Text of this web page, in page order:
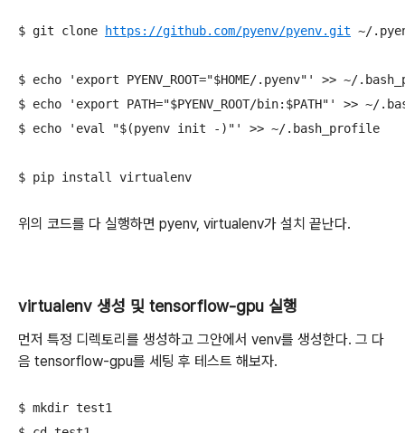
$ git clone https ://github. com/pyenv/pyenv.git ~/
$ echo 'export PYENV_ROOT="$HOME/.pyenv"' >> ~/
$ echo 'export PATH="$PYENV_ROOT/bin:$PATH"' >> ~/
$ echo 'eval "$(pyenv init -)"' >> ~/.bash_profile
$ pip install virtualenv
위의 코드를 다 실행하면 pyenv, virtualenv가 설치 끝난다.
virtualenv 생성 및 tensorflow-gpu 실행
먼저 특정 디렉토리를 생성하고 그안에서 venv를 생성한다. 그 다
음 tensorflow-gpu를 세팅 후 테스트 해보자.
$ mkdir test1